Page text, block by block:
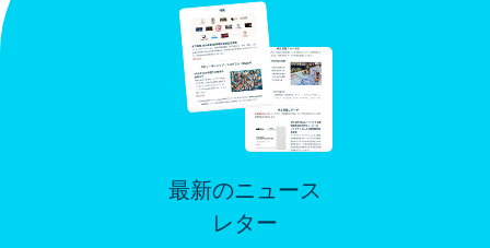
最新のニュース
レター